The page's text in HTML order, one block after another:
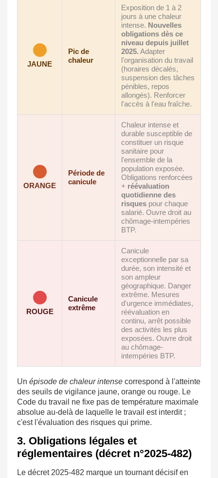
JAUNE
Pic de
chaleur
Exposition de 1 à 2
jours à une chaleur
intense. Nouvelles
obligations dès ce
niveau depuis juillet
2025. Adapter
l'organisation du travail
(horaires décalés,
suspension des tâches
pénibles, repos
allongés). Renforcer
l'accès à l'eau fraîche.
ORANGE
Période de
canicule
Chaleur intense et
durable susceptible de
constituer un risque
sanitaire pour
l'ensemble de la
population exposée.
Obligations renforcées
+ réévaluation
quotidienne des
risques pour chaque
salarié. Ouvre droit au
chômage-intempéries
BTP.
ROUGE
Canicule
extrême
Canicule
exceptionnelle par sa
durée, son intensité et
son ampleur
géographique. Danger
extrême. Mesures
d'urgence immédiates,
réévaluation en
continu, arrêt possible
des activités les plus
exposées. Ouvre droit
au chômage-
intempéries BTP.
Un épisode de chaleur intense correspond à l'atteinte
des seuils de vigilance jaune, orange ou rouge. Le
Code du travail ne fixe pas de température maximale
absolue au-delà de laquelle le travail est interdit ;
c'est l'évaluation des risques qui prime.
3. Obligations légales et
réglementaires (décret n°2025-482)
Le décret 2025-482 marque un tournant décisif en